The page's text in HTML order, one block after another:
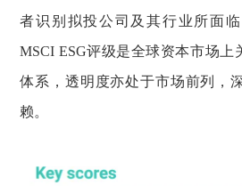
者识别拟投公司及其行业所面临
MSCI ESG评级是全球资本市场上
体系，透明度亦处于市场前列，
赖。